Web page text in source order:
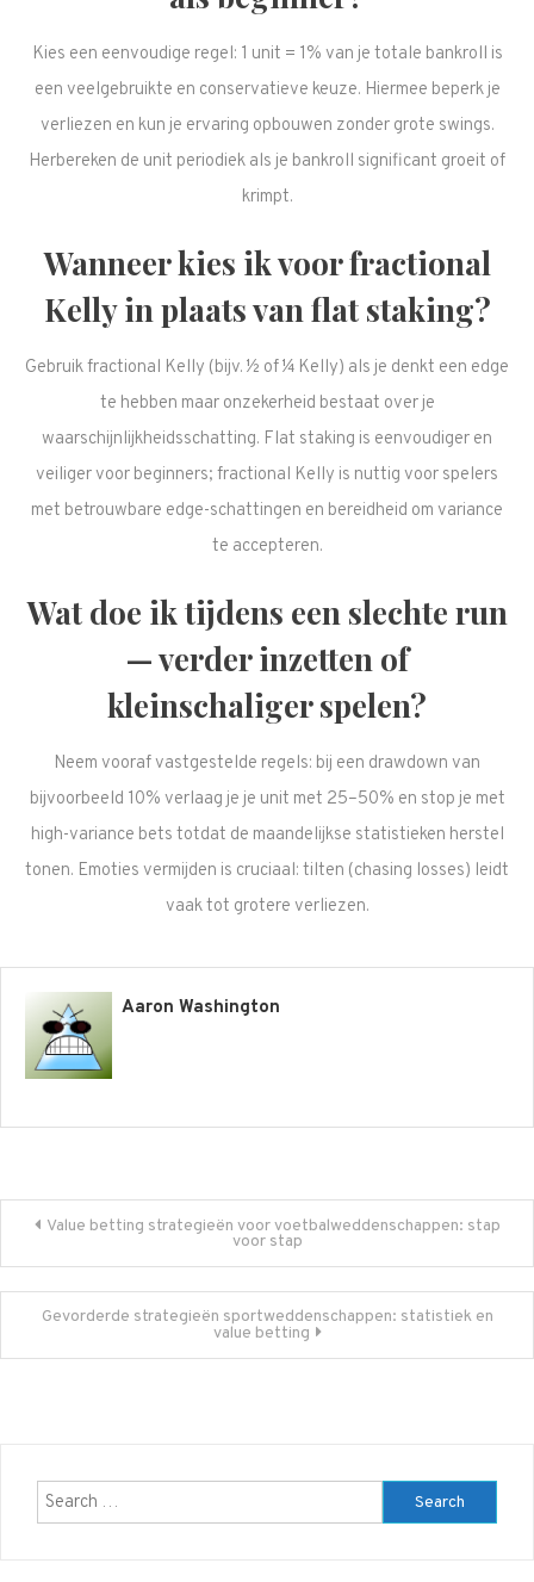
Kies een eenvoudige regel: 1 unit = 1% van je totale bankroll is
een veelgebruikte en conservatieve keuze. Hiermee beperk je
verliezen en kun je ervaring opbouwen zonder grote swings.
Herbereken de unit periodiek als je bankroll significant groeit of
krimpt.
Wanneer kies ik voor fractional
Kelly in plaats van flat staking?
Gebruik fractional Kelly (bijv. ½ of ¼ Kelly) als je denkt een edge
te hebben maar onzekerheid bestaat over je
waarschijnlijkheidsschatting. Flat staking is eenvoudiger en
veiliger voor beginners; fractional Kelly is nuttig voor spelers
met betrouwbare edge-schattingen en bereidheid om variance
te accepteren.
Wat doe ik tijdens een slechte run
— verder inzetten of
kleinschaliger spelen?
Neem vooraf vastgestelde regels: bij een drawdown van
bijvoorbeeld 10% verlaag je je unit met 25–50% en stop je met
high-variance bets totdat de maandelijkse statistieken herstel
tonen. Emoties vermijden is cruciaal: tilten (chasing losses) leidt
vaak tot grotere verliezen.
Aaron Washington
Post
navigation
Value betting strategieën voor voetbalweddenschappen: stap
voor stap
Gevorderde strategieën sportweddenschappen: statistiek en
value betting
Search
for: